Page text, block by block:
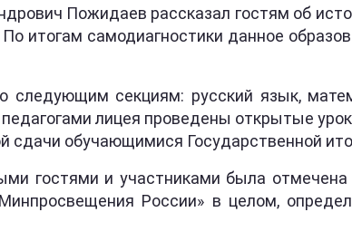
Пожидаев рассказал гостям об
итогам самодиагностики данное
секциям: русский язык,
лицея проведены открытые
обучающимися Государственной
гостями и участниками была отмечена
России» в целом,